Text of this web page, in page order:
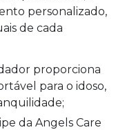
personalizado,
de cada
para o idoso,